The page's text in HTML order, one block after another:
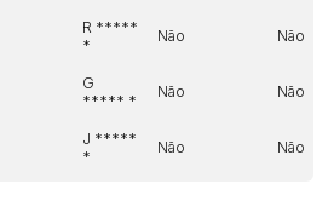
R *****
*
Não Não
G
***** *
Não Não
J *****
*
Não Não